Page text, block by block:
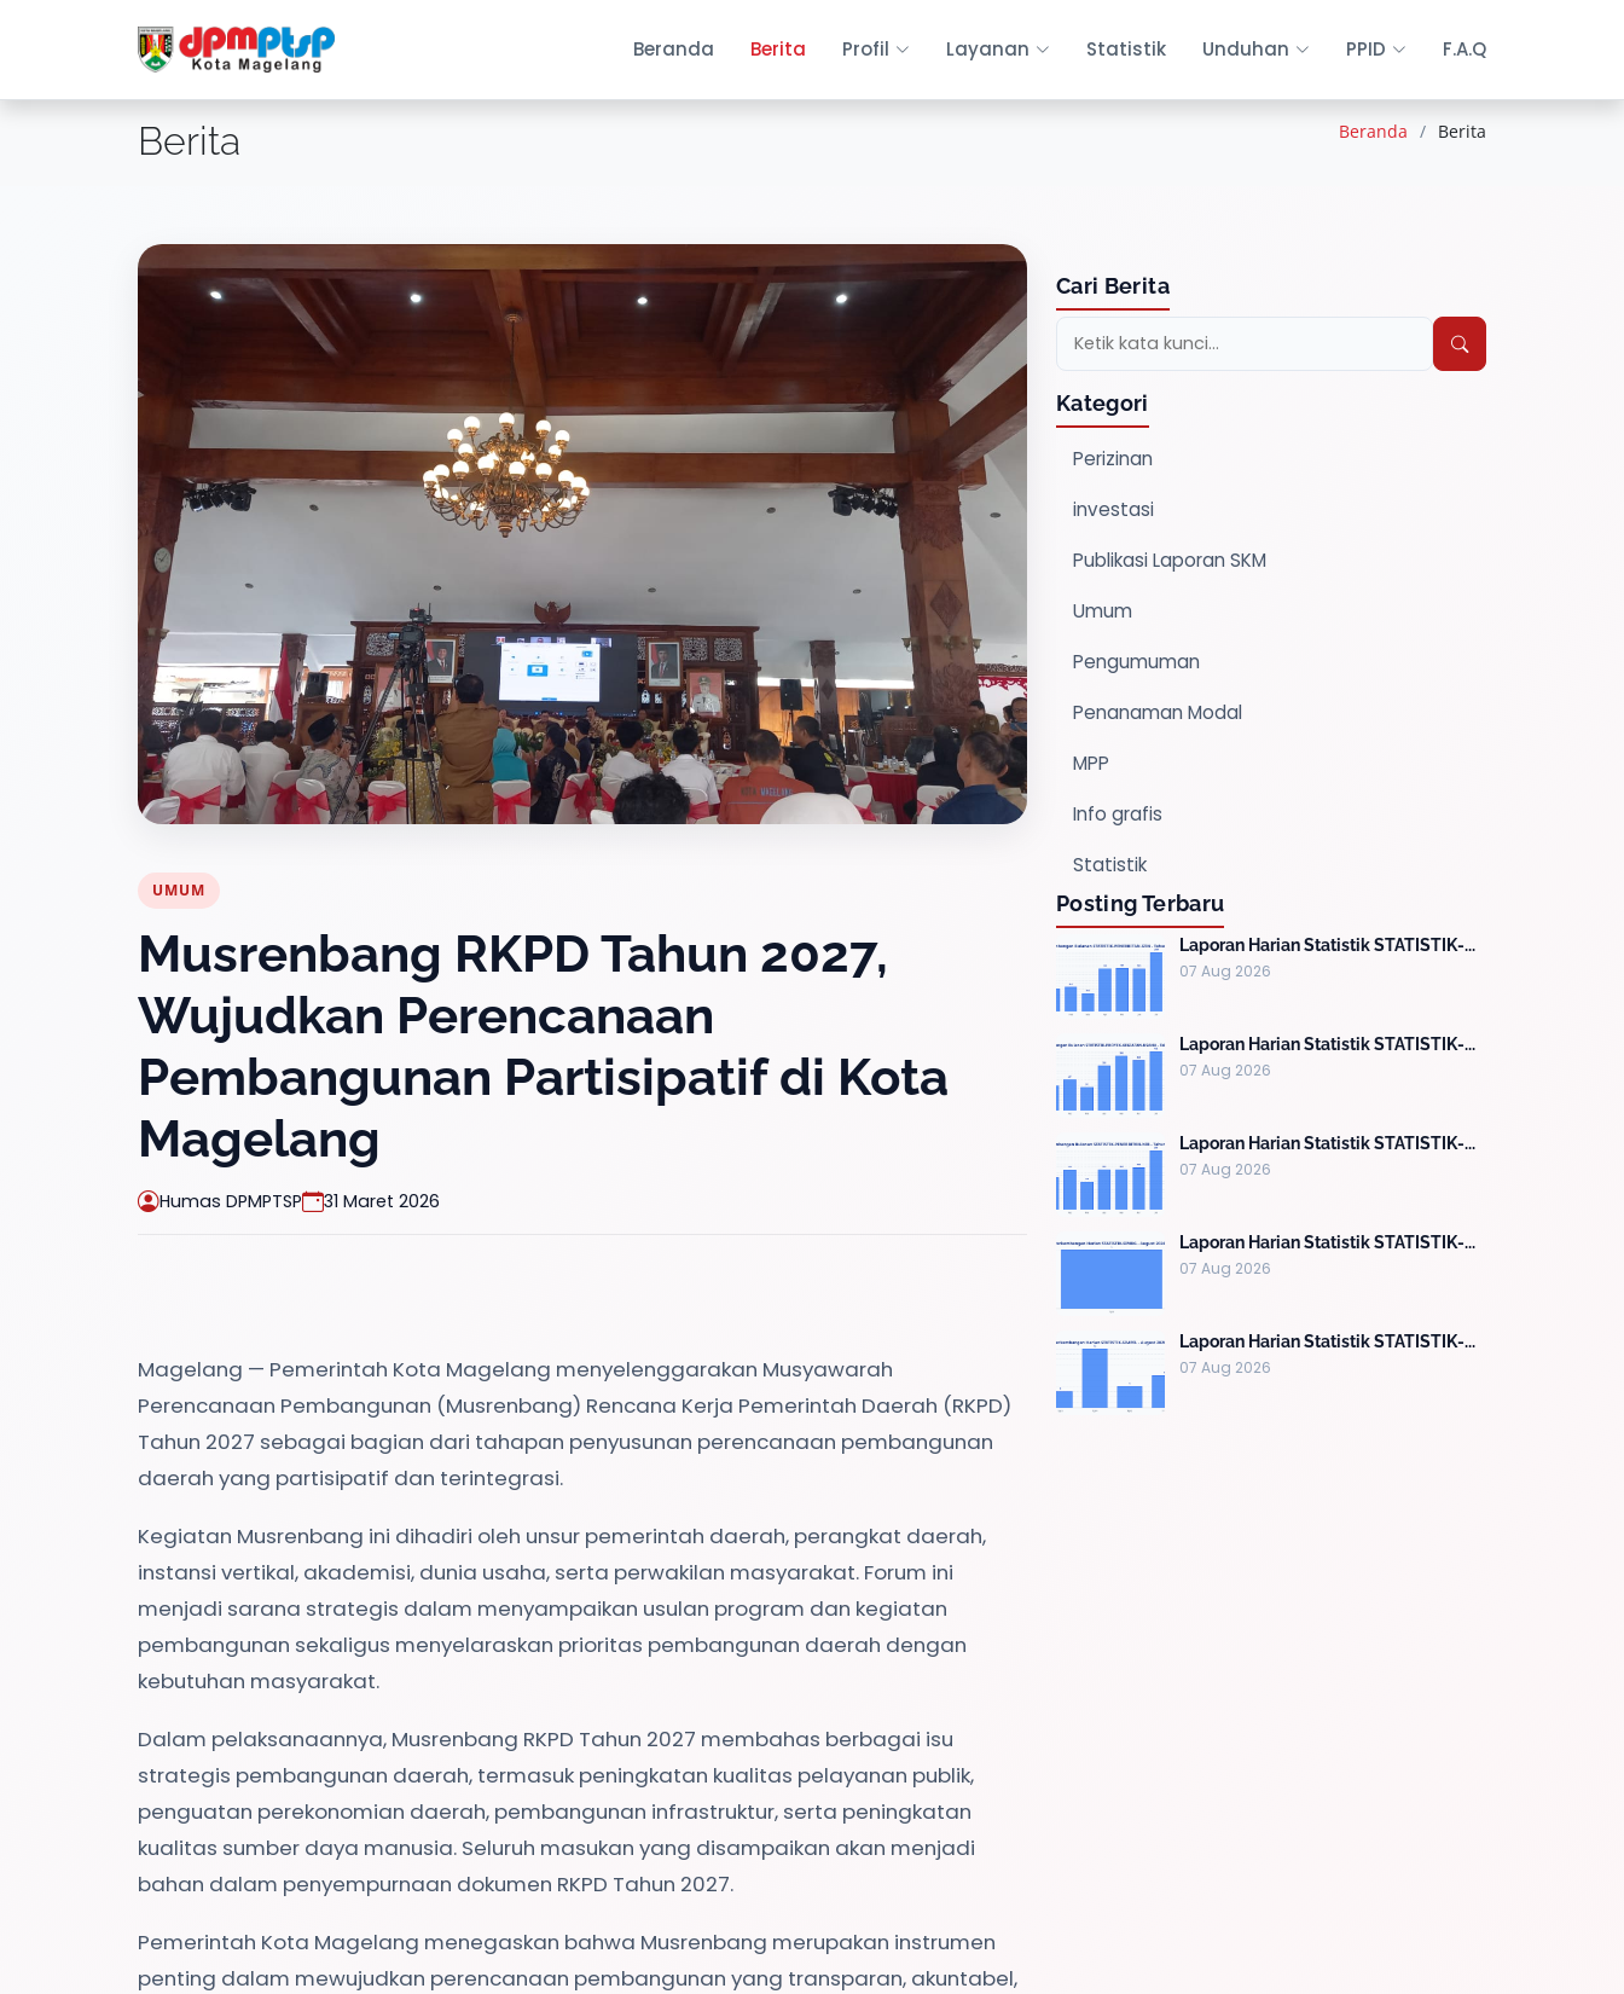
Berita Beranda Berita
Beranda Berita Profil Layanan Statistik Unduhan PPID F.A.Q
UMUM
Musrenbang RKPD Tahun 2027,
Wujudkan Perencanaan
Pembangunan Partisipatif di Kota
Magelang
Humas DPMPTSP 31 Maret 2026
Magelang — Pemerintah Kota Magelang menyelenggarakan Musyawarah
Perencanaan Pembangunan (Musrenbang) Rencana Kerja Pemerintah Daerah (RKPD)
Tahun 2027 sebagai bagian dari tahapan penyusunan perencanaan pembangunan
daerah yang partisipatif dan terintegrasi.
Kegiatan Musrenbang ini dihadiri oleh unsur pemerintah daerah, perangkat daerah,
instansi vertikal, akademisi, dunia usaha, serta perwakilan masyarakat. Forum ini
menjadi sarana strategis dalam menyampaikan usulan program dan kegiatan
pembangunan sekaligus menyelaraskan prioritas pembangunan daerah dengan
kebutuhan masyarakat.
Dalam pelaksanaannya, Musrenbang RKPD Tahun 2027 membahas berbagai isu
strategis pembangunan daerah, termasuk peningkatan kualitas pelayanan publik,
penguatan perekonomian daerah, pembangunan infrastruktur, serta peningkatan
kualitas sumber daya manusia. Seluruh masukan yang disampaikan akan menjadi
bahan dalam penyempurnaan dokumen RKPD Tahun 2027.
Pemerintah Kota Magelang menegaskan bahwa Musrenbang merupakan instrumen
penting dalam mewujudkan perencanaan pembangunan yang transparan, akuntabel,
Cari Berita
Kategori
Perizinan
investasi
Publikasi Laporan SKM
Umum
Pengumuman
Penanaman Modal
MPP
Info grafis
Statistik
Posting Terbaru
Laporan Harian Statistik STATISTIK-...
07 Aug 2026
Laporan Harian Statistik STATISTIK-...
07 Aug 2026
Laporan Harian Statistik STATISTIK-...
07 Aug 2026
Laporan Harian Statistik STATISTIK-...
07 Aug 2026
Laporan Harian Statistik STATISTIK-...
07 Aug 2026